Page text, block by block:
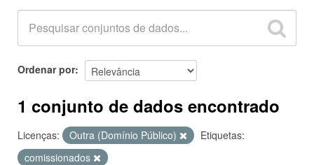
Ordenar por
1 conjunto de dados encontrado
Licenças: Outra (Domínio Público)
Etiquetas:
comissionados